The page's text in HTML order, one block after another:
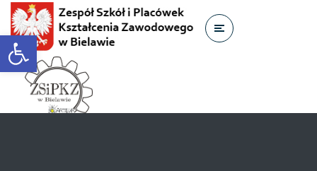
Otwórz pasek narzędzi